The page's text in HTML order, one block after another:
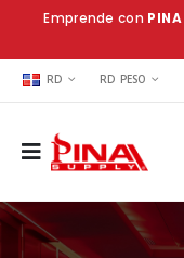
Emprende con PINA
RD RD PESO